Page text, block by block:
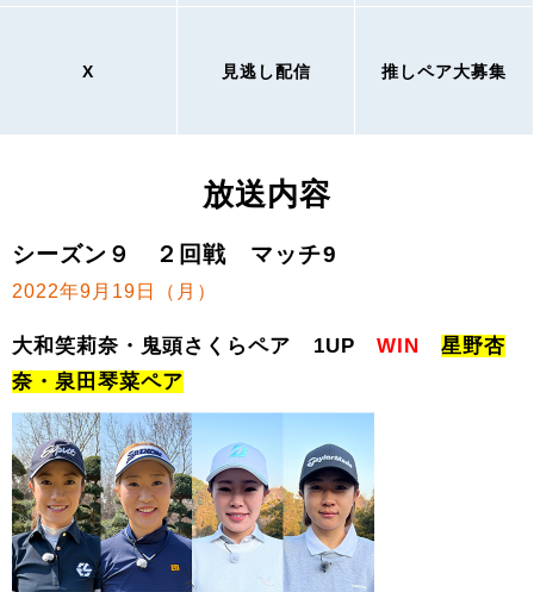
X 見逃し配信 推しペア大募集
放送内容
シーズン９ ２回戦 マッチ9
2022年9月19日（月）
大和笑莉奈・鬼頭さくらペア 1UP WIN
星野杏
奈・泉田琴菜ペア